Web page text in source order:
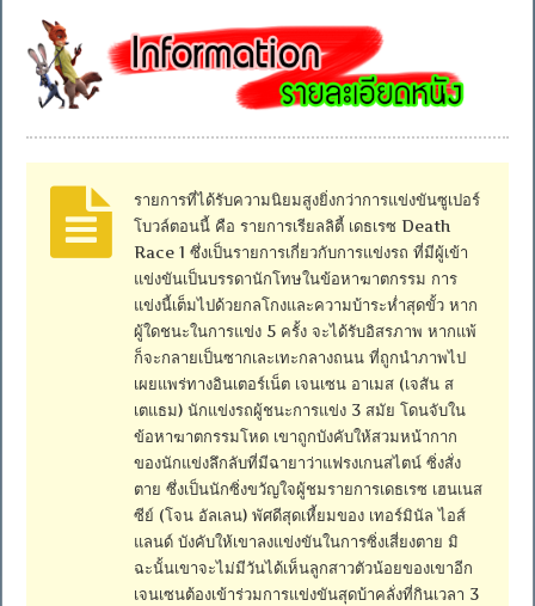
รายการที่ได้รับความนิยมสูงยิ่งกว่าการแข่งขันซูเปอร์
โบวล์ตอนนี้ คือ รายการเรียลลิตี้ เดธเรซ Death
Race 1 ซึ่งเป็นรายการเกี่ยวกับการแข่งรถ ที่มีผู้เข้า
แข่งขันเป็นบรรดานักโทษในข้อหาฆาตกรรม การ
แข่งนี้เต็มไปด้วยกลโกงและความบ้าระห่ำสุดขั้ว หาก
ผู้ใดชนะในการแข่ง 5 ครั้ง จะได้รับอิสรภาพ หากแพ้
ก็จะกลายเป็นซากเละเทะกลางถนน ที่ถูกนำภาพไป
เผยแพร่ทางอินเตอร์เน็ต เจนเซน อาเมส (เจสัน ส
เตแธม) นักแข่งรถผู้ชนะการแข่ง 3 สมัย โดนจับใน
ข้อหาฆาตกรรมโหด เขาถูกบังคับให้สวมหน้ากาก
ของนักแข่งลึกลับที่มีฉายาว่าแฟรงเกนสไตน์ ซิ่งสั่ง
ตาย ซึ่งเป็นนักซิ่งขวัญใจผู้ชมรายการเดธเรซ เฮนเนส
ซีย์ (โจน อัลเลน) พัศดีสุดเหี้ยมของ เทอร์มินัล ไอส์
แลนด์ บังคับให้เขาลงแข่งขันในการซิ่งเสี่ยงตาย มิ
ฉะนั้นเขาจะไม่มีวันได้เห็นลูกสาวตัวน้อยของเขาอีก
เจนเซนต้องเข้าร่วมการแข่งขันสุดบ้าคลั่งที่กินเวลา 3